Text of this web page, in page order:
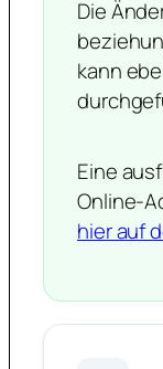
Die
kann
Eine
Online-
hier auf